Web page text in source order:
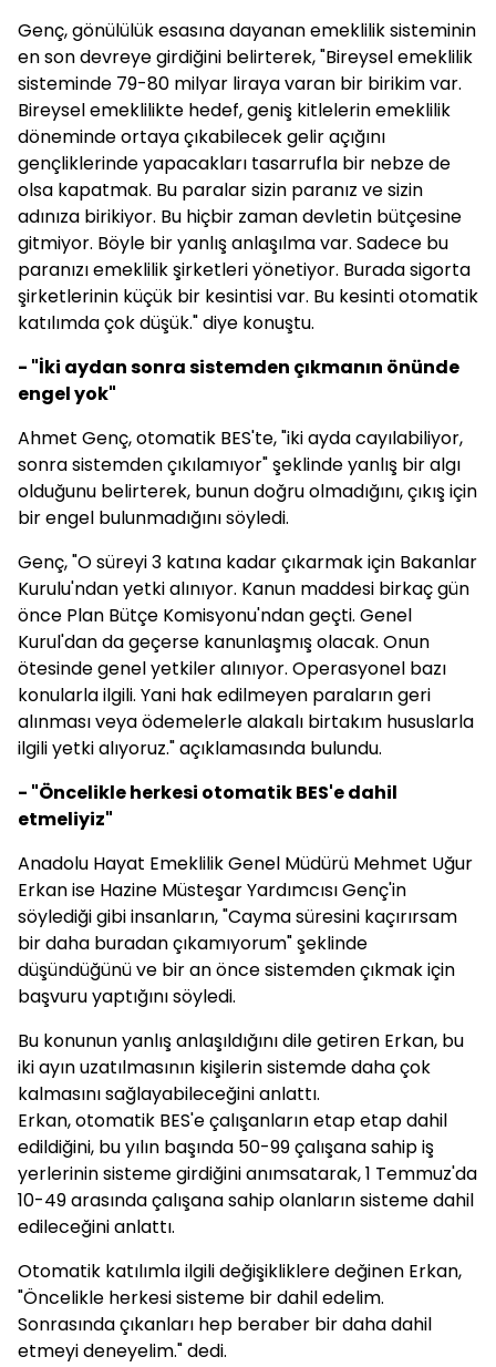
Genç, gönülülük esasına dayanan emeklilik sisteminin
en son devreye girdiğini belirterek, "Bireysel emeklilik
sisteminde 79-80 milyar liraya varan bir birikim var.
Bireysel emeklilikte hedef, geniş kitlelerin emeklilik
döneminde ortaya çıkabilecek gelir açığını
gençliklerinde yapacakları tasarrufla bir nebze de
olsa kapatmak. Bu paralar sizin paranız ve sizin
adınıza birikiyor. Bu hiçbir zaman devletin bütçesine
gitmiyor. Böyle bir yanlış anlaşılma var. Sadece bu
paranızı emeklilik şirketleri yönetiyor. Burada sigorta
şirketlerinin küçük bir kesintisi var. Bu kesinti otomatik
katılımda çok düşük." diye konuştu.
- "İki aydan sonra sistemden çıkmanın önünde
engel yok"
Ahmet Genç, otomatik BES'te, "iki ayda cayılabiliyor,
sonra sistemden çıkılamıyor" şeklinde yanlış bir algı
olduğunu belirterek, bunun doğru olmadığını, çıkış için
bir engel bulunmadığını söyledi.
Genç, "O süreyi 3 katına kadar çıkarmak için Bakanlar
Kurulu'ndan yetki alınıyor. Kanun maddesi birkaç gün
önce Plan Bütçe Komisyonu'ndan geçti. Genel
Kurul'dan da geçerse kanunlaşmış olacak. Onun
ötesinde genel yetkiler alınıyor. Operasyonel bazı
konularla ilgili. Yani hak edilmeyen paraların geri
alınması veya ödemelerle alakalı birtakım hususlarla
ilgili yetki alıyoruz." açıklamasında bulundu.
- "Öncelikle herkesi otomatik BES'e dahil
etmeliyiz"
Anadolu Hayat Emeklilik Genel Müdürü Mehmet Uğur
Erkan ise Hazine Müsteşar Yardımcısı Genç'in
söylediği gibi insanların, "Cayma süresini kaçırırsam
bir daha buradan çıkamıyorum" şeklinde
düşündüğünü ve bir an önce sistemden çıkmak için
başvuru yaptığını söyledi.
Bu konunun yanlış anlaşıldığını dile getiren Erkan, bu
iki ayın uzatılmasının kişilerin sistemde daha çok
kalmasını sağlayabileceğini anlattı.
Erkan, otomatik BES'e çalışanların etap etap dahil
edildiğini, bu yılın başında 50-99 çalışana sahip iş
yerlerinin sisteme girdiğini anımsatarak, 1 Temmuz'da
10-49 arasında çalışana sahip olanların sisteme dahil
edileceğini anlattı.
Otomatik katılımla ilgili değişikliklere değinen Erkan,
"Öncelikle herkesi sisteme bir dahil edelim.
Sonrasında çıkanları hep beraber bir daha dahil
etmeyi deneyelim." dedi.